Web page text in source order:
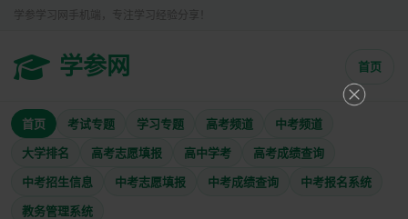
学参网 首页
首页 考试专题 学习专题 高考频道 中考频道
大学排名 高考志愿填报 高中学考 高考成绩查询
中考招生信息 中考志愿填报 中考成绩查询 中考报名系统
教务管理系统